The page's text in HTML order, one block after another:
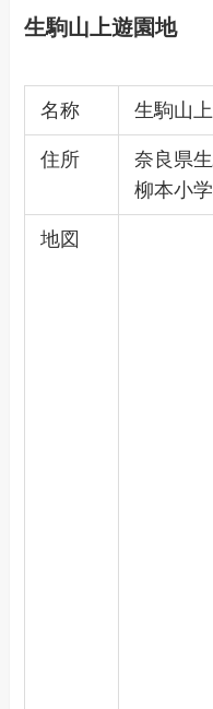
生駒山上遊園地
名称 生駒山
住所
奈良県
柳本小
地図